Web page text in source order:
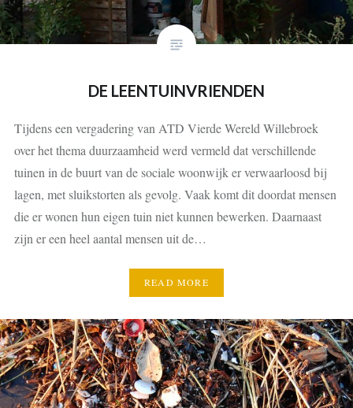
DE LEENTUINVRIENDEN
Tijdens een vergadering van ATD Vierde Wereld Willebroek
over het thema duurzaamheid werd vermeld dat verschillende
tuinen in de buurt van de sociale woonwijk er verwaarloosd bij
lagen, met sluikstorten als gevolg. Vaak komt dit doordat mensen
die er wonen hun eigen tuin niet kunnen bewerken. Daarnaast
zijn er een heel aantal mensen uit de…
READ MORE